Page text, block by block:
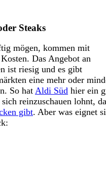
Steaks
mögen, kommen mit
Das Angebot an
ist riesig und es gibt
eine mehr oder
So hatAldi Süd hier ein
reinzuschauen lohnt,
gibt. Aber was eignet